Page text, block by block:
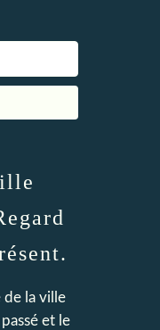
de la ville
et le